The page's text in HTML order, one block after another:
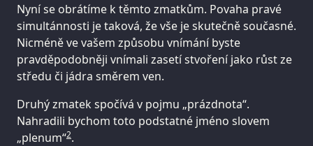
Nyní se obrátíme k těmto zmatkům. Povaha pravé
simultánnosti je taková, že vše je skutečně současné.
Nicméně ve vašem způsobu vnímání byste
pravděpodobněji vnímali zasetí stvoření jako růst ze
středu či jádra směrem ven.
Druhý zmatek spočívá v pojmu „prázdnota“.
Nahradili bychom toto podstatné jméno slovem
„plenum“2.